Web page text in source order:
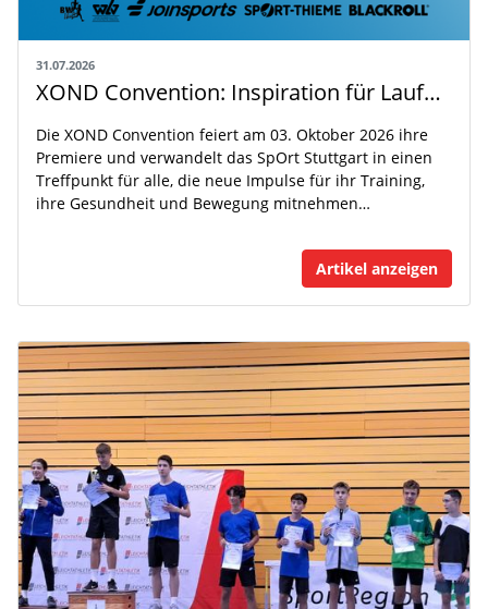
31.07.2026
XOND Convention: Inspiration für Laufen, Fitness und Gesundheit
Die XOND Convention feiert am 03. Oktober 2026 ihre
Premiere und verwandelt das SpOrt Stuttgart in einen
Treffpunkt für alle, die neue Impulse für ihr Training,
ihre Gesundheit und Bewegung mitnehmen…
Artikel anzeigen